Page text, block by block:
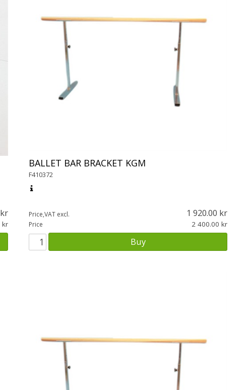
BALLET BAR BRACKET KGM
F410372
Price,VAT excl. 1 920.00
Price 2 400.00
Buy